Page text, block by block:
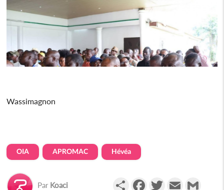
Wassimagnon
OIA APROMAC Hévéa
Par Koaci PartagerFacebookTwitterEmail